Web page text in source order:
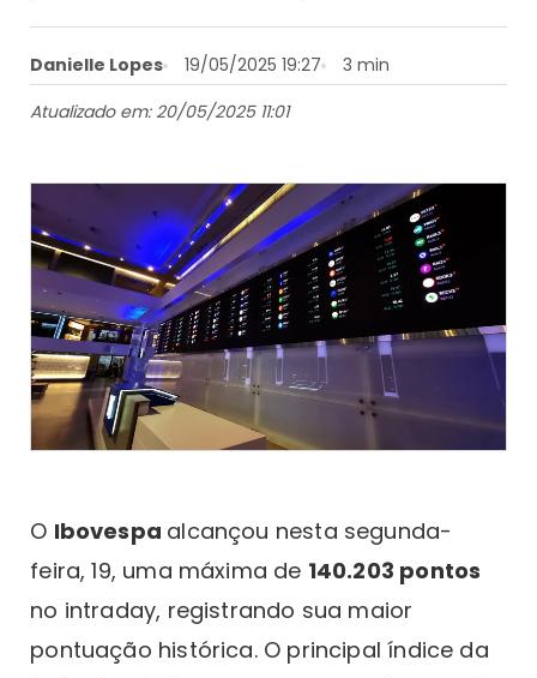
Danielle Lopes 19/05/2025 19:27
3 min
Atualizado em: 20/05/2025 11:01
O Ibovespa alcançou nesta segunda-
feira, 19, uma máxima de 140.203 pontos
no intraday, registrando sua maior
pontuação histórica. O principal índice da